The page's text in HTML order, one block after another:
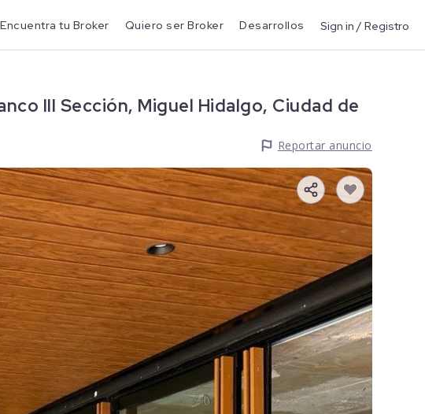
Encuentra tu Broker Quiero ser Broker Desarrollos Sign in / Registro
III Sección, Miguel Hidalgo, Ciudad de
Reportar anuncio